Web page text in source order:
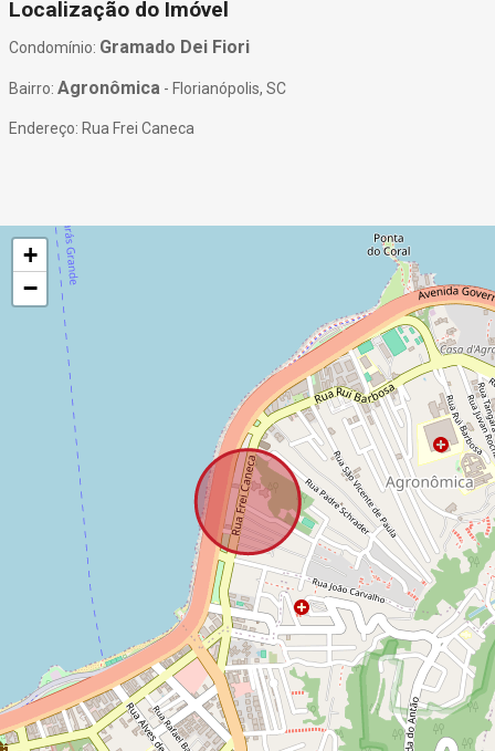
Localização do Imóvel
Condomínio: Gramado Dei Fiori
Bairro: Agronômica - Florianópolis, SC
Endereço: Rua Frei Caneca
+
−